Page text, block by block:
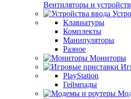
Вентиляторы и
Клавиатуры
Комплекты
Манипуляторы
Разное
Мониторы
PlayStation
Геймпады